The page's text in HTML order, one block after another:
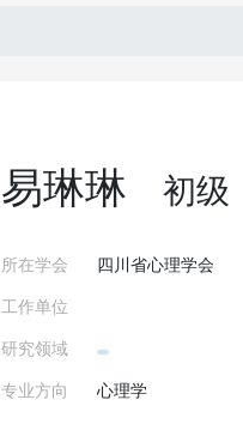
易琳琳 初级
所在学会
四川省心理学会
工作单位
研究领域
专业方向
心理学